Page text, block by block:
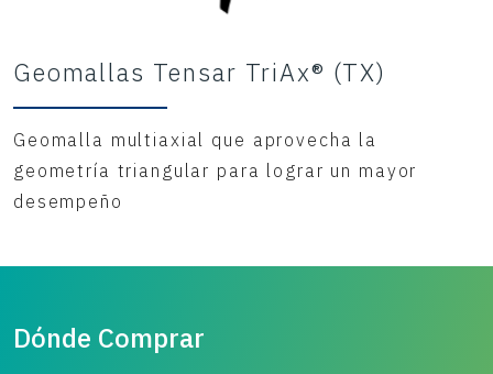
Geomallas Tensar TriAx® (TX)
Geomalla multiaxial que aprovecha la
geometría triangular para lograr un mayor
desempeño
Dónde Comprar